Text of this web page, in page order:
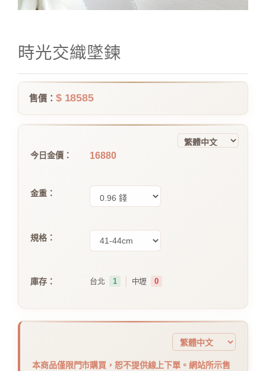
時光交織墜鍊
售價： $ 18585
今日金價： 16880
金重：
規格：
庫存： 台北 1 中壢 0
本商品僅限門市購買，恕不提供線上下單。網站所示售